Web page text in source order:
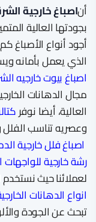
أناصباغ خارجية
بجودتها العالية
أجود أنواع الأصباغ
الذي يعمل بأمانه
اصباغ بيوت خارجيه
مجال الدهانات
العالية، أيضا نوفر
وعصريه تناسب الفلل
اصباغ فلل خارجية
رشة خارجية
لعملائنا حيث
انواع الدهانات
تبحث عن الجودة